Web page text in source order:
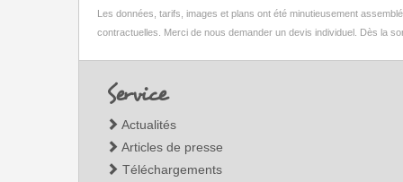
Les données, tarifs, images et plans ont été minutieusement
contractuelles. Merci de nous demander un devis individuel. Dès la
Service
Actualités
Articles de presse
Téléchargements